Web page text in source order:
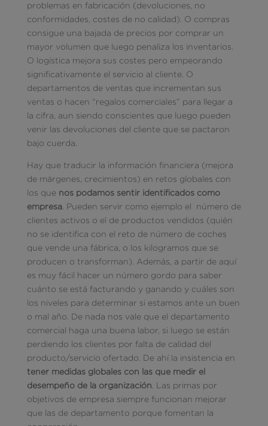
problemas en fabricación (devoluciones, no
conformidades, costes de no calidad). O compras
consigue una bajada de precios por comprar un
mayor volumen que luego penaliza los inventarios.
O logística mejora sus costes pero empeorando
significativamente el servicio al cliente. O
departamentos de ventas que incrementan sus
ventas o hacen “regalos comerciales” para llegar a
la cifra, aun siendo conscientes que luego pueden
venir las devoluciones del cliente que se pactaron
bajo cuerda.
Hay que traducir la información financiera (mejora
de márgenes, crecimientos) en retos globales con
los que nos podamos sentir identificados como
empresa. Pueden servir como ejemplo el número de
clientes activos o el de productos vendidos (quién
no se identifica con el reto de número de coches
que vende una fábrica, o los kilogramos que se
producen o transforman). Además, a partir de aquí
es muy fácil hacer un número gordo para saber
cuánto se está facturando y ganando y cuáles son
los niveles para determinar si estamos ante un buen
o mal año. De nada nos vale que el departamento
comercial haga una buena labor, si luego se están
perdiendo los clientes por falta de calidad del
producto/servicio ofertado. De ahí la insistencia en
tener medidas globales con las que medir el
desempeño de la organización . Las primas por
objetivos de empresa siempre funcionan mejorar
que las de departamento porque fomentan la